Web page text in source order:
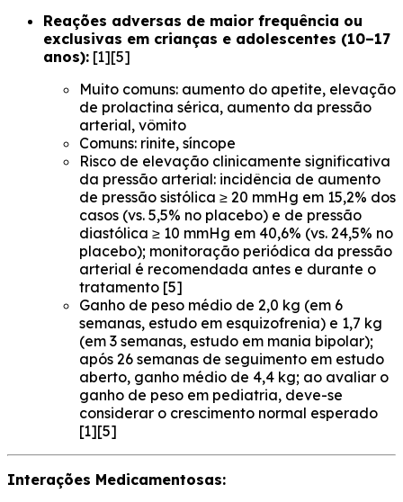
Reações adversas de maior frequência ou
exclusivas em crianças e adolescentes (10–17
anos): [1][5]
Muito comuns: aumento do apetite, elevação
de prolactina sérica, aumento da pressão
arterial, vômito
Comuns: rinite, síncope
Risco de elevação clinicamente significativa
da pressão arterial: incidência de aumento
de pressão sistólica ≥ 20 mmHg em 15,2% dos
casos (vs. 5,5% no placebo) e de pressão
diastólica ≥ 10 mmHg em 40,6% (vs. 24,5% no
placebo); monitoração periódica da pressão
arterial é recomendada antes e durante o
tratamento [5]
Ganho de peso médio de 2,0 kg (em 6
semanas, estudo em esquizofrenia) e 1,7 kg
(em 3 semanas, estudo em mania bipolar);
após 26 semanas de seguimento em estudo
aberto, ganho médio de 4,4 kg; ao avaliar o
ganho de peso em pediatria, deve-se
considerar o crescimento normal esperado
[1][5]
Interações Medicamentosas: